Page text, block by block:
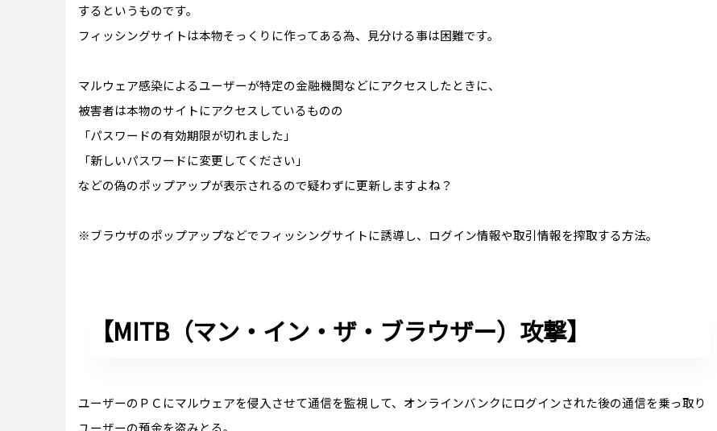
するというものです。
フィッシングサイトは本物そっくりに作ってある為、見分ける事は困難です。
マルウェア感染によるユーザーが特定の金融機関などにアクセスしたときに、
被害者は本物のサイトにアクセスしているものの
「パスワードの有効期限が切れました」
「新しいパスワードに変更してください」
などの偽のポップアップが表示されるので疑わずに更新しますよね？
※ブラウザのポップアップなどでフィッシングサイトに誘導し、ログイン情報や取引情報を搾取する方法。
【MITB（マン・イン・ザ・ブラウザー）攻撃】
ユーザーのＰＣにマルウェアを侵入させて通信を監視して、オンラインバンクにログインされた後の通信を乗っ取り
ユーザーの預金を盗みとる。